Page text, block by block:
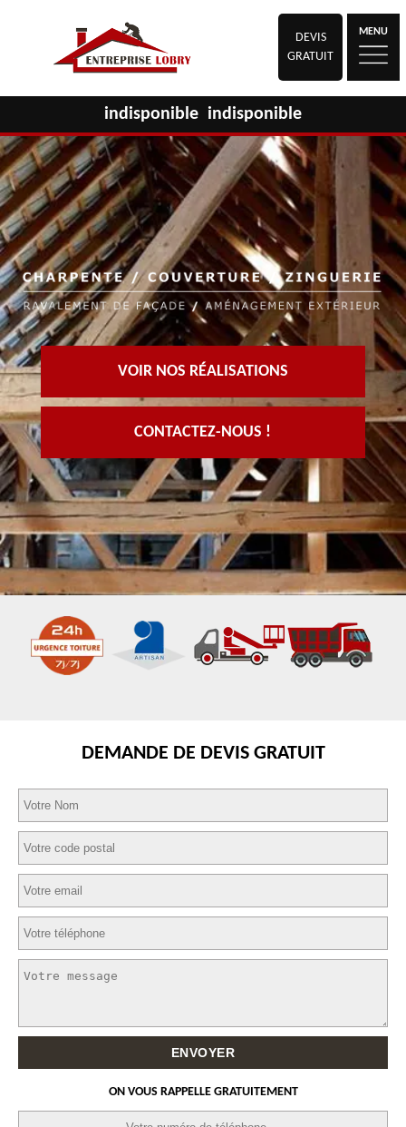
DEVIS
GRATUIT
MENU
indisponible indisponible
VOIR NOS RÉALISATIONS
CONTACTEZ-NOUS !
DEMANDE DE DEVIS GRATUIT
ON VOUS RAPPELLE GRATUITEMENT